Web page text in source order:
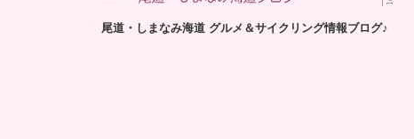
尾道・しまなみ海道 グルメ＆サイクリング情報ブログ♪